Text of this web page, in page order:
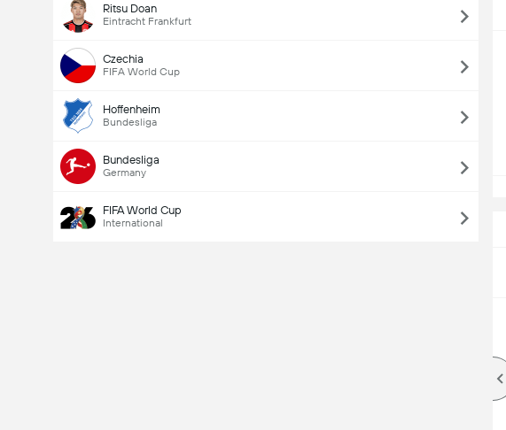
Ritsu Doan
Eintracht Frankfurt
Czechia
FIFA World Cup
Hoffenheim
Bundesliga
Bundesliga
Germany
FIFA World Cup
International